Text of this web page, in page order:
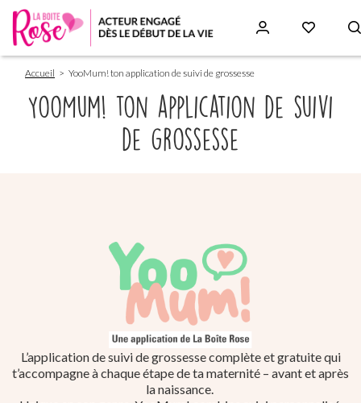
contenu
principal
Fil
d'Ariane
Accueil YooMum! ton application de suivi de grossesse
YooMum! ton application de suivi
de grossesse
L’application de suivi de grossesse complète et gratuite qui
t’accompagne à chaque étape de ta maternité – avant et après
la naissance.